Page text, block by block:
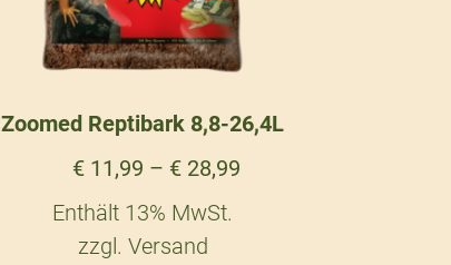
Zoomed Reptibark 8,8-26,4L
€ 11,99 – € 28,99
Enthält 13% MwSt.
zzgl. Versand